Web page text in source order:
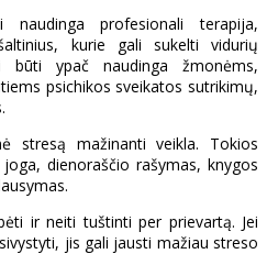
profesionali terapija,
kurie gali sukelti vidurių
būti ypač naudinga žmonėms,
psichikos sveikatos sutrikimų,
stresą mažinanti veikla. Tokios
dienoraščio rašymas, knygos
ir neiti tuštinti per prievartą. Jei
jis gali jausti mažiau streso